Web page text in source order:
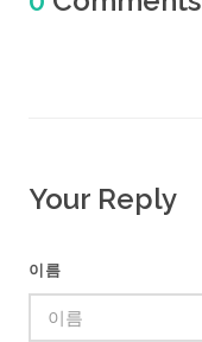
Your Reply
이름